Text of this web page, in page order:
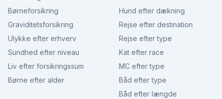
Børneforsikring
Graviditetsforsikring
Ulykke efter erhverv
Sundhed efter niveau
Liv efter forsikringssum
Børne efter alder
Hund efter dækning
Rejse efter destination
Rejse efter type
Kat efter race
MC efter type
Båd efter type
Båd efter længde